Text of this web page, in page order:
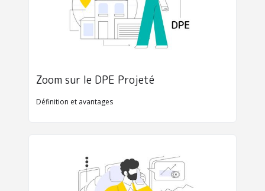
Zoom sur le DPE Projeté
Définition et avantages